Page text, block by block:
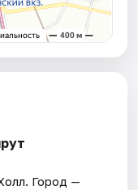
. Город —